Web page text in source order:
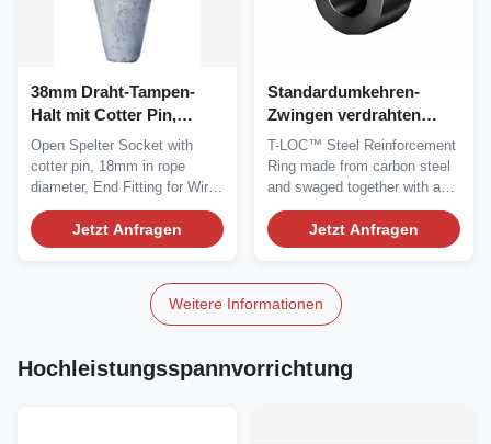
38mm Draht-Tampen-
Halt mit Cotter Pin,
offener Spelter-Sockel
Open Spelter Socket with
cotter pin, 18mm in rope
diameter, End Fitting for Wire
Rope, long-term...
Jetzt Anfragen
Standardumkehren-
Zwingen verdrahten
Tampen-
Endkohlenstoffstahl
T-LOC™ Steel Reinforcement
Ring made from carbon steel
and swaged together with a
standard...
Jetzt Anfragen
Weitere Informationen
Hochleistungsspannvorrichtung